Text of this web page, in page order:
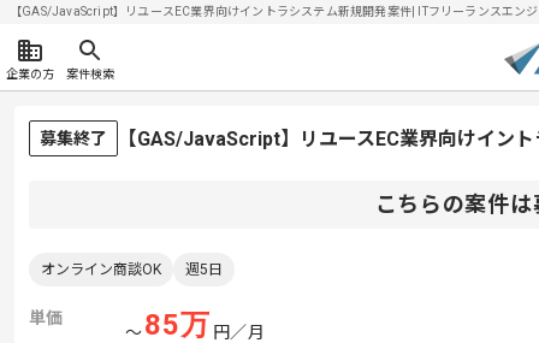
【GAS/JavaScript】リユースEC業界向けイントラシステム新規開発案件| ITフリーランスエ
企業の方 案件検索
募集終了 【GAS/JavaScript】リユースEC業界向けイン
こちらの案件
オンライン商談OK 週5日
単価
〜85万 円／月